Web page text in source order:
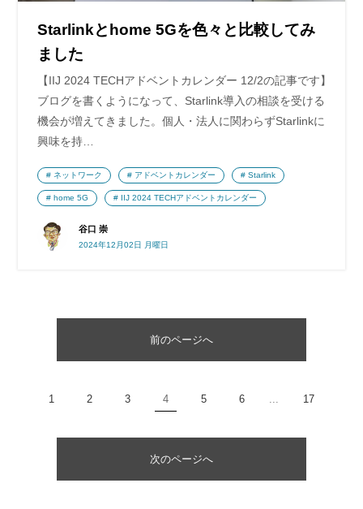
Starlinkとhome 5Gを色々と比較してみ
ました
【IIJ 2024 TECHアドベントカレンダー 12/2の記事です】
ブログを書くようになって、Starlink導入の相談を受ける
機会が増えてきました。個人・法人に関わらずStarlinkに
興味を持…
谷口 崇
2024年12月02日 月曜日
ネットワーク アドベントカレンダー Starlink
home 5G IIJ 2024 TECHアドベントカレンダー
前のページへ
1 2 3 4 5 6 ... 17
次のページへ